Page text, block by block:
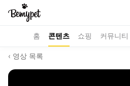
홈 콘텐츠 쇼핑 커뮤니티
‹ 영상 목록